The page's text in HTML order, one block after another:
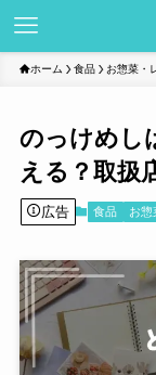
ホーム 食品 お惣菜・
のっけめし
える？取扱
広告 食品 お惣